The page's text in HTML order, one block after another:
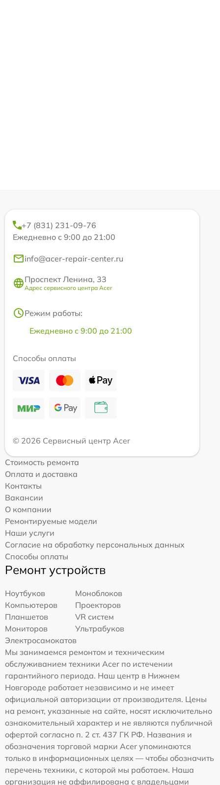
+7 (831) 231-09-76
Ежедневно с 9:00 до 21:00
info@acer-repair-center.ru
Проспект Ленина, 33
Адрес сервисного центра Acer
Режим работы:
Ежедневно с 9:00 до 21:00
Способы оплаты
© 2026 Сервисный центр Acer
Стоимость ремонта
Оплата и доставка
Контакты
Вакансии
О компании
Ремонтируемые модели
Наши услуги
Согласие на обработку персональных данных
Способы оплаты
Ремонт устройств
Ноутбуков
Моноблоков
Компьютеров
Проекторов
Планшетов
VR систем
Мониторов
Ультрабуков
Электросамокатов
Мы занимаемся ремонтом и техническим
обслуживанием техники Acer по истечении
гарантийного периода. Наш центр в Нижнем
Новгороде работает независимо и не имеет
официальной авторизации от производителя. Цены
на ремонт, указанные на сайте, носят исключительно
ознакомительный характер и не являются публичной
офертой согласно п. 2 ст. 437 ГК РФ. Названия и
обозначения торговой марки Acer упоминаются
только в информационных целях — чтобы обозначить
перечень техники, с которой мы работаем. Наша
организация не аффилирована с владельцами